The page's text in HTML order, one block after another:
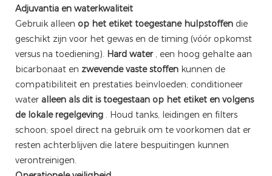
Adjuvantia en waterkwaliteit
Gebruik alleen op het etiket toegestane hulpstoffen die
geschikt zijn voor het gewas en de timing (vóór opkomst
versus na toediening). Hard water, een hoog gehalte aan
bicarbonaat en zwevende vaste stoffen kunnen de
compatibiliteit en prestaties beïnvloeden; conditioneer
water alleen als dit is toegestaan ​​op het etiket en volgens
de lokale regelgeving . Houd tanks, leidingen en filters
schoon; spoel direct na gebruik om te voorkomen dat er
resten achterblijven die latere bespuitingen kunnen
verontreinigen.